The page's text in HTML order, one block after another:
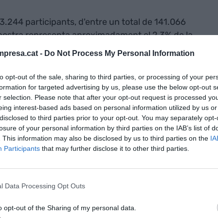
- Do Not Process My Personal Information
opt-out of the sale, sharing to third parties, or processing of your
for targeted advertising by us, please use the below opt-out
selection. Please note that after your opt-out request is processed
interest-based ads based on personal information utilized by us
to third parties prior to your opt-out. You may separately
of your personal information by third parties on the IAB’s list of
This information may also be disclosed by us to third parties on the
Participants that may further disclose it to other third parties.
Data Processing Opt Outs
opt-out of the Sharing of my personal data.
participants, d'entre un total de 141.066
representa aproximadament el 2,3% de la
un 43,2% reporta dificultats freqüents o molt
medicaments freqüentment o molt
de salut derivat de la feina. El 16,8% ha
o molt freqüents.
front a un
de la